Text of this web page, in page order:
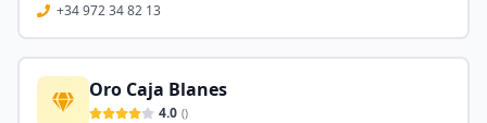
+34 972 34 82 13
Oro Caja Blanes
4.0 ()